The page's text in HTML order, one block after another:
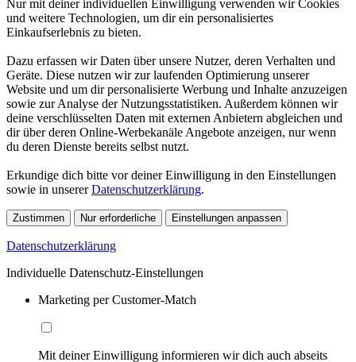
Nur mit deiner individuellen Einwilligung verwenden wir Cookies
und weitere Technologien, um dir ein personalisiertes
Einkaufserlebnis zu bieten.
Dazu erfassen wir Daten über unsere Nutzer, deren Verhalten und
Geräte. Diese nutzen wir zur laufenden Optimierung unserer
Website und um dir personalisierte Werbung und Inhalte anzuzeigen
sowie zur Analyse der Nutzungsstatistiken. Außerdem können wir
deine verschlüsselten Daten mit externen Anbietern abgleichen und
dir über deren Online-Werbekanäle Angebote anzeigen, nur wenn
du deren Dienste bereits selbst nutzt.
Erkundige dich bitte vor deiner Einwilligung in den Einstellungen
sowie in unsererDatenschutzerklärung.
Zustimmen Nur erforderliche Einstellungen anpassen
Datenschutzerklärung
Individuelle Datenschutz-Einstellungen
Marketing per Customer-Match
Mit deiner Einwilligung informieren wir dich auch abseits